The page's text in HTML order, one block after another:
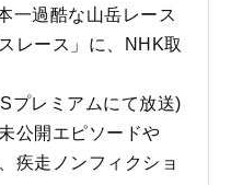
一過酷な山岳レース
レース」に、NHK取
プレミアムにて放送)
公開エピソードや
疾走ノンフィクショ